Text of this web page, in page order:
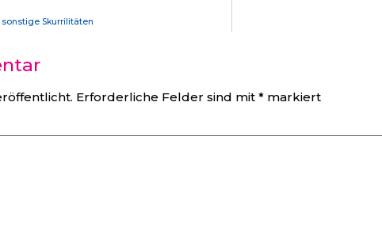
Skurrilitäten
Erforderliche Felder sind mit * markiert